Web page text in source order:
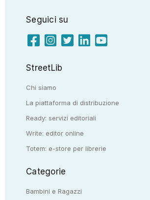
Seguici su
StreetLib
Chi siamo
La piattaforma di distribuzione
Ready: servizi editoriali
Write: editor online
Totem: e-store per librerie
Categorie
Bambini e Ragazzi